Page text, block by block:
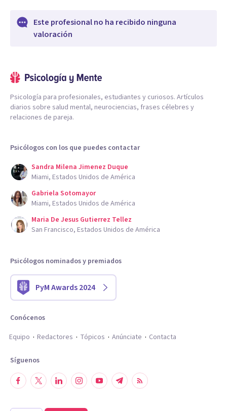
Este profesional no ha recibido ninguna
valoración
Psicología para profesionales, estudiantes y curiosos. Artículos
diarios sobre salud mental, neurociencias, frases célebres y
relaciones de pareja.
Psicólogos con los que puedes contactar
Sandra Milena Jimenez Duque
Miami, Estados Unidos de América
Gabriela Sotomayor
Miami, Estados Unidos de América
Maria De Jesus Gutierrez Tellez
San Francisco, Estados Unidos de América
Psicólogos nominados y premiados
PyM Awards 2024
Conócenos
Equipo
Redactores Tópicos Anúnciate Contacta
Síguenos